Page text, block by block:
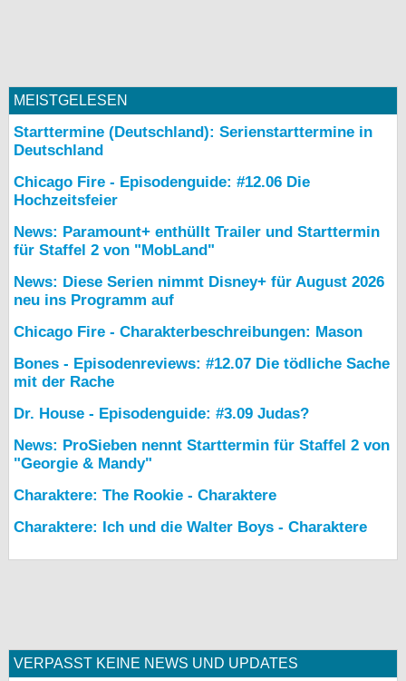
MEISTGELESEN
Starttermine (Deutschland): Serienstarttermine in
Deutschland
Chicago Fire - Episodenguide: #12.06 Die
Hochzeitsfeier
News: Paramount+ enthüllt Trailer und Starttermin
für Staffel 2 von "MobLand"
News: Diese Serien nimmt Disney+ für August 2026
neu ins Programm auf
Chicago Fire - Charakterbeschreibungen: Mason
Bones - Episodenreviews: #12.07 Die tödliche Sache
mit der Rache
Dr. House - Episodenguide: #3.09 Judas?
News: ProSieben nennt Starttermin für Staffel 2 von
"Georgie & Mandy"
Charaktere: The Rookie - Charaktere
Charaktere: Ich und die Walter Boys - Charaktere
VERPASST KEINE NEWS UND UPDATES